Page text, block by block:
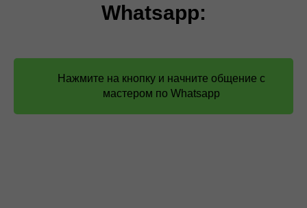
Whatsapp:
Нажмите на кнопку и начните общение с
мастером по Whatsapp